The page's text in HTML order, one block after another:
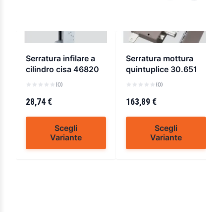
Serratura infilare a
cilindro cisa 46820
(0)
28,74 €
Scegli
Variante
Serratura mottura
quintuplice 30.651
(0)
163,89 €
Scegli
Variante